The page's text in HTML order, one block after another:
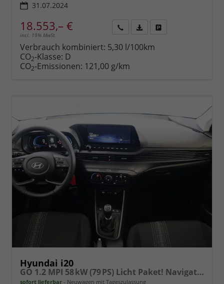
31.07.2024
18.553,– €
incl. 19% MwSt.
anfordern
Datei,
Verbrauch kombiniert: 5,30 l/100km
CO2-Klasse: D
CO2-Emissionen: 121,00 g/km
Hyundai i20
GO 1.2 MPI 58 kW (79 PS) Licht Paket! Navigationssystem, Bluetooth, DAB, Klimaanlage, Rückfahrkamera, Apple CarPlay, Android Auto, PDC hinten, Sitzheizung, Lenkradheizung, Spurassistent, Tempomat uvm.
sofort lieferbar Neuwagen mit Tageszulassung